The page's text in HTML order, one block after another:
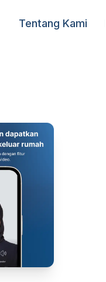
Tentang Kami